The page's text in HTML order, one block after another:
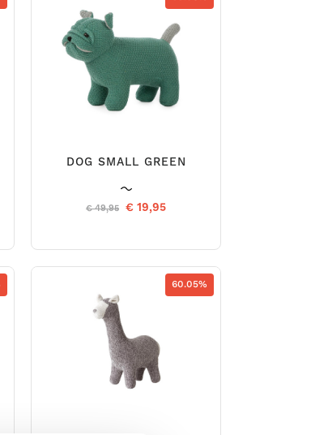
DOG SMALL GREEN
€ 49,95 € 19,95
60.05%